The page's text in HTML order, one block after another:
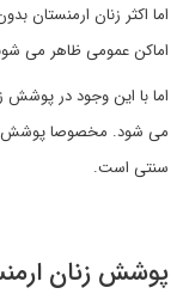
اما اکثر زنان ارمنستان
اماکن عمومی ظاهر می
اما با این وجود در پوشش
می شود. مخصوصا پوشش
سنتی است.
پوشش زنان